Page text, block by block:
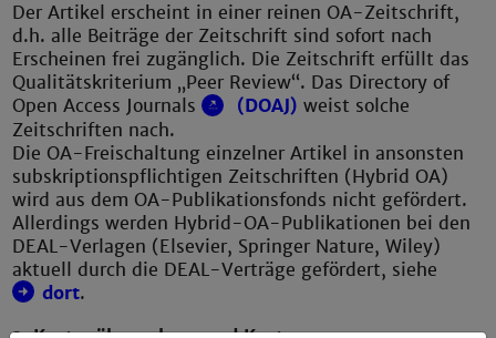
Der Artikel erscheint in einer reinen OA-Zeitschrift,
d.h. alle Beiträge der Zeitschrift sind sofort nach
Erscheinen frei zugänglich. Die Zeitschrift erfüllt das
Qualitätskriterium „Peer Review“. Das Directory of
Open Access Journals
(DOAJ) weist solche
Zeitschriften nach.
Die OA-Freischaltung einzelner Artikel in ansonsten
subskriptionspflichtigen Zeitschriften (Hybrid OA)
wird aus dem OA-Publikationsfonds nicht gefördert.
Allerdings werden Hybrid-OA-Publikationen bei den
DEAL-Verlagen (Elsevier, Springer Nature, Wiley)
aktuell durch die DEAL-Verträge gefördert, siehe
dort.